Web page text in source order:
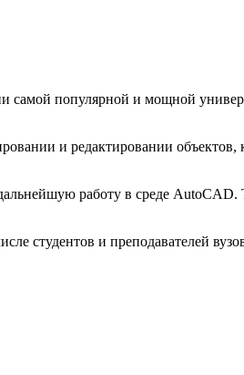
самой популярной и мощной
и редактировании объектов,
работу в среде AutoCAD.
студентов и преподавателей